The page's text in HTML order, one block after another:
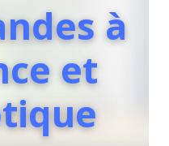
à
et